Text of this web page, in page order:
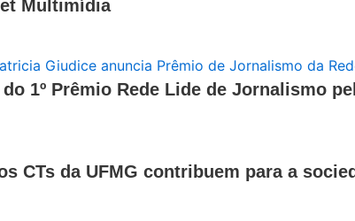
Multimídia
1º Prêmio Rede Lide de Jornalismo
CTs da UFMG contribuem para a